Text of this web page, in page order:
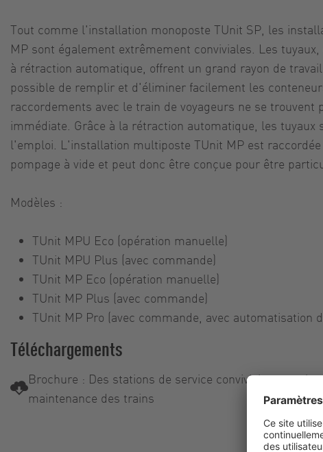
Tout comme l'installation monoposte TUnit SP, les
MP sont également extrêmement conviviales. Les
à rétraction automatique, offrent un grand rayon de
possible de remplir et d'éliminer facilement les
raccordements avec le train de voyageurs ne se trouvent
immédiate. Grâce à la rétraction automatique, les tuyaux
l'emploi. L'installation multiposte TUnit MP est
pompage à vide et peut donc être conçue pour être
Modèles :
TUnit MPU Eco (opération manuelle)
TUnit MPU Plus (avec commande)
TUnit MP Eco (opération manuelle)
TUnit MP Plus (avec commande)
TUnit MP Pro (avec commande, avec automatisation
Téléchargements
Brochure : Des stations de service conviviales pour
maintenance des trains